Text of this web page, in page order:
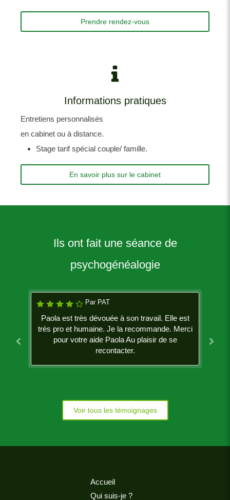
Prendre rendez-vous
Informations pratiques
Entretiens personnalisés
en cabinet ou à distance.
Stage tarif spécial couple/ famille.
En savoir plus sur le cabinet
Ils ont fait une séance de
psychogénéalogie
Par Mapetitelila
J étais complètement perdue, bloquée dans
ma vie professionnelle et personnelle. Ces
séances m ont aidé à retrouver confiance en
moi et a réaliser des projets auxquels je n y
Par PAT
Paola est très dévouée à son travail. Elle est
très pro et humaine. Je la recommande. Merci
pour votre aide Paola Au plaisir de se
recontacter.
Voir tous les témoignages
Accueil
Qui suis-je ?